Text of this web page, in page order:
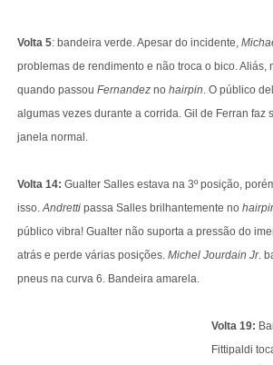
Volta 5: bandeira verde. Apesar do incidente,
problemas de rendimento e não troca o bico. Aliás,
quando passou Fernandezno hairpin . O público
algumas vezes durante a corrida. Gil de Ferran faz
janela normal.
Volta 14: Gualter Salles estava na 3º posição,
isso. Andrettipassa Salles brilhantemente no
público vibra! Gualter não suporta a pressão do
atrás e perde várias posições. Michel Jourdain Jr.
pneus na curva 6. Bandeira amarela.
Volta 19:
Fittipaldi